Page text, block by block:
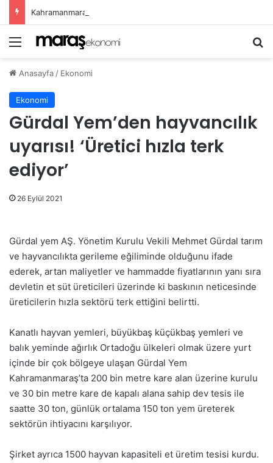
Menü
Anasayfa / Ekonomi
Ekonomi
Gürdal Yem’den hayvancılık
uyarısı! ‘Üretici hızla terk
ediyor’
26 Eylül 2021
Gürdal yem AŞ. Yönetim Kurulu Vekili Mehmet Gürdal tarım
ve hayvancılıkta gerileme eğiliminde olduğunu ifade
ederek, artan maliyetler ve hammadde fiyatlarının yanı sıra
devletin et süt üreticileri üzerinde ki baskının neticesinde
üreticilerin hızla sektörü terk ettiğini belirtti.
Kanatlı hayvan yemleri, büyükbaş küçükbaş yemleri ve
balık yeminde ağırlık Ortadoğu ülkeleri olmak üzere yurt
içinde bir çok bölgeye ulaşan Gürdal Yem
Kahramanmaraş’ta 200 bin metre kare alan üzerine kurulu
ve 30 bin metre kare de kapalı alana sahip dev tesis ile
saatte 30 ton, günlük ortalama 150 ton yem üreterek
sektörün ihtiyacını karşılıyor.
Şirket ayrıca 1500 hayvan kapasiteli et üretim tesisi kurdu.